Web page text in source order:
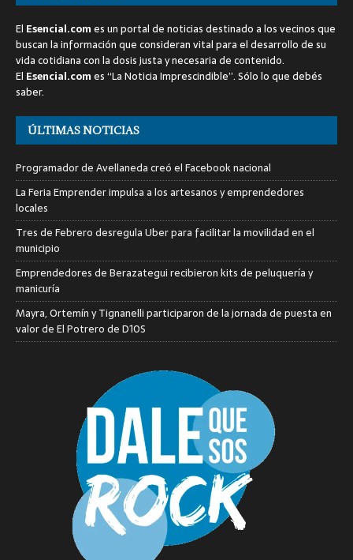
El Esencial.comes un portal de noticias destinado a los vecinos que
buscan la información que consideran vital para el desarrollo de su
vida cotidiana con la dosis justa y necesaria de contenido.
El Esencial.comes “La Noticia Imprescindible”. Sólo lo que debés
saber.
ÚLTIMAS NOTICIAS
Programador de Avellaneda creó el Facebook nacional
La Feria Emprender impulsa a los artesanos y emprendedores
locales
Tres de Febrero desregula Uber para facilitar la movilidad en el
municipio
Emprendedores de Berazategui recibieron kits de peluquería y
manicuría
Mayra, Ortemín y Tignanelli participaron de la jornada de puesta en
valor de El Potrero de D10S